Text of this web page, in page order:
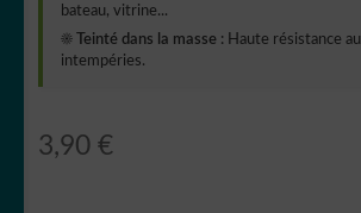
bateau, vitrine...
☀️ Teinté dans la masse : Haute résistance
intempéries.
3,90 €